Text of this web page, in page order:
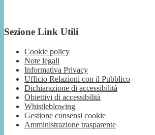
Sezione Link Utili
Cookie policy
Note legali
Informativa Privacy
Ufficio Relazioni con il Pubblico
Dichiarazione di accessibilità
Obiettivi di accessibilità
Whistleblowing
Gestione consensi cookie
Amministrazione trasparente